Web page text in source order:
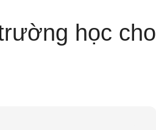
học cho